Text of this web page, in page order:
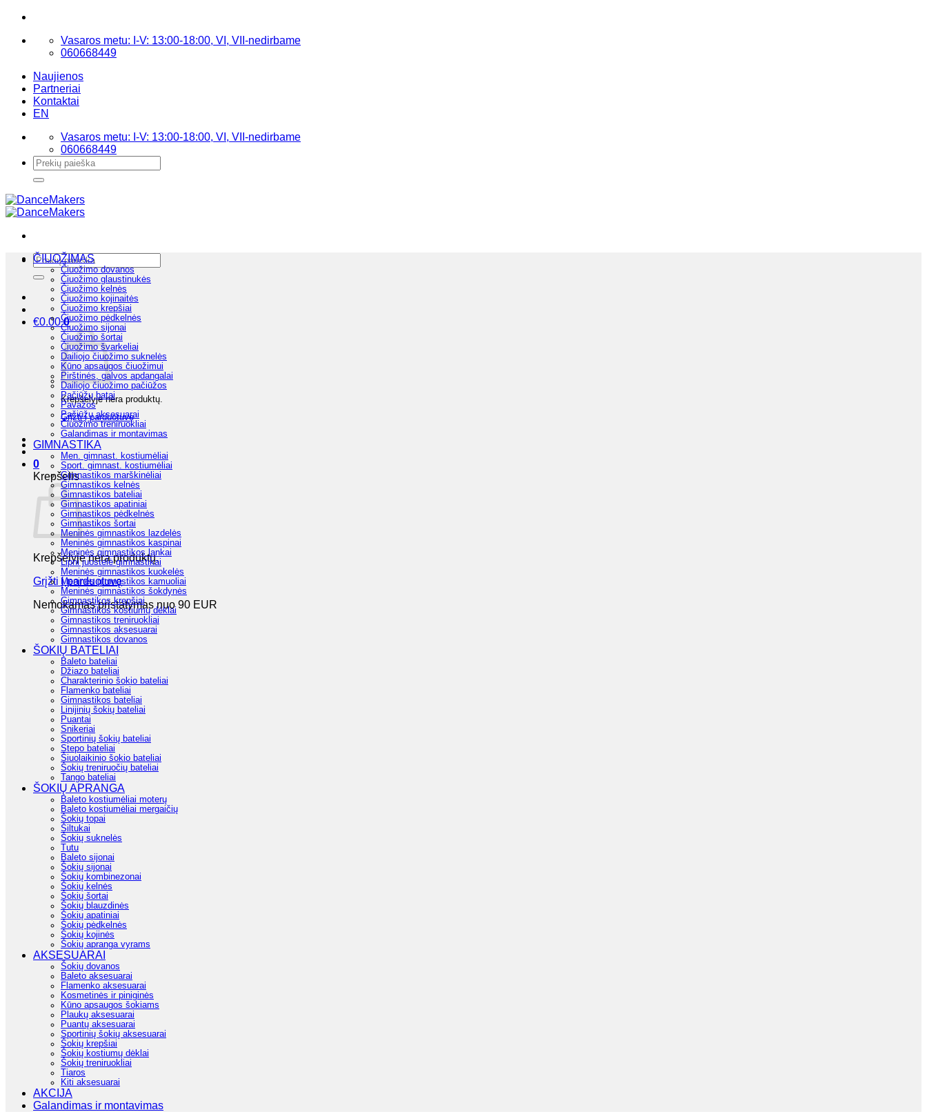
Skip
content
Vasaros metu: I-V: 13:00-18:00, VI, VII-nedirbame
060668449
Naujienos
Partneriai
Kontaktai
EN
Vasaros metu: I-V: 13:00-18:00, VI, VII-nedirbame
060668449
Ieškoti:
Ieškoti:
€0.00 0
Krepšelyje nėra produktų.
Grįžti į parduotuvę
0
Krepšelis
Krepšelyje nėra produktų.
Grįžti į parduotuvę
Nemokamas pristatymas nuo 90 EUR
ČIUOŽIMAS
Čiuožimo dovanos
Čiuožimo glaustinukės
Čiuožimo kelnės
Čiuožimo kojinaitės
Čiuožimo krepšiai
Čiuožimo pėdkelnės
Čiuožimo sijonai
Čiuožimo šortai
Čiuožimo švarkeliai
Dailiojo čiuožimo suknelės
Kūno apsaugos čiuožimui
Pirštinės, galvos apdangalai
Dailiojo čiuožimo pačiūžos
Pačiūžų batai
Pavažos
Pačiūžų aksesuarai
Čiuožimo treniruokliai
Galandimas ir montavimas
GIMNASTIKA
Men. gimnast. kostiumėliai
Sport. gimnast. kostiumėliai
Gimnastikos marškinėliai
Gimnastikos kelnės
Gimnastikos bateliai
Gimnastikos apatiniai
Gimnastikos pėdkelnės
Gimnastikos šortai
Meninės gimnastikos lazdelės
Meninės gimnastikos kaspinai
Meninės gimnastikos lankai
Lipni juostelė gimnastikai
Meninės gimnastikos kuokelės
Meninės gimnastikos kamuoliai
Meninės gimnastikos šokdynės
Gimnastikos krepšiai
Gimnastikos kostiumų dėklai
Gimnastikos treniruokliai
Gimnastikos aksesuarai
Gimnastikos dovanos
ŠOKIŲ BATELIAI
Baleto bateliai
Džiazo bateliai
Charakterinio šokio bateliai
Flamenko bateliai
Gimnastikos bateliai
Linijinių šokių bateliai
Puantai
Snikeriai
Sportinių šokių bateliai
Stepo bateliai
Šiuolaikinio šokio bateliai
Šokių treniruočių bateliai
Tango bateliai
ŠOKIŲ APRANGA
Baleto kostiumėliai moterų
Baleto kostiumėliai mergaičių
Šokių topai
Šiltukai
Šokių suknelės
Tutu
Baleto sijonai
Šokių sijonai
Šokių kombinezonai
Šokių kelnės
Šokių šortai
Šokių blauzdinės
Šokių apatiniai
Šokių pėdkelnės
Šokių kojinės
Šokių apranga vyrams
AKSESUARAI
Šokių dovanos
Baleto aksesuarai
Flamenko aksesuarai
Kosmetinės ir piniginės
Kūno apsaugos šokiams
Plaukų aksesuarai
Puantų aksesuarai
Sportinių šokių aksesuarai
Šokių krepšiai
Šokių kostiumų dėklai
Šokių treniruokliai
Tiaros
Kiti aksesuarai
AKCIJA
Galandimas ir montavimas